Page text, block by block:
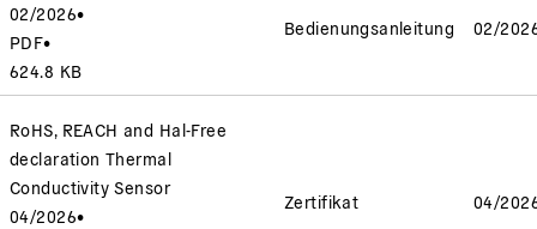
02/2026•
PDF•
624.8 KB
Bedienungsanleitung 02/
RoHS, REACH and Hal-Free
declaration Thermal
Conductivity Sensor
04/2026•
Zertifikat 04/